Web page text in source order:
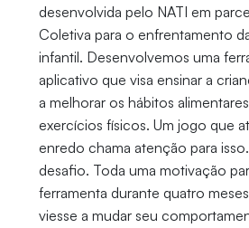
desenvolvida pelo NATI em
Coletiva para o enfrentamento
infantil. Desenvolvemos uma
aplicativo que visa ensinar a
a melhorar os hábitos
exercícios físicos. Um jogo que
enredo chama atenção para
desafio. Toda uma motivação
ferramenta durante quatro
viesse a mudar seu